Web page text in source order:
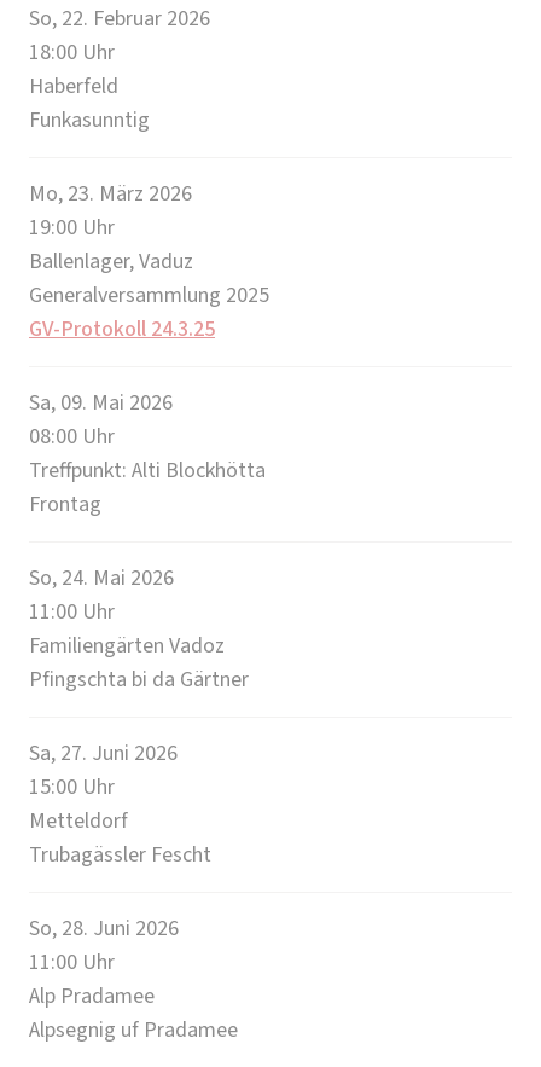
So, 22. Februar 2026
18:00 Uhr
Haberfeld
Funkasunntig
Mo, 23. März 2026
19:00 Uhr
Ballenlager, Vaduz
Generalversammlung 2025
GV-Protokoll 24.3.25
Sa, 09. Mai 2026
08:00 Uhr
Treffpunkt: Alti Blockhötta
Frontag
So, 24. Mai 2026
11:00 Uhr
Familiengärten Vadoz
Pfingschta bi da Gärtner
Sa, 27. Juni 2026
15:00 Uhr
Metteldorf
Trubagässler Fescht
So, 28. Juni 2026
11:00 Uhr
Alp Pradamee
Alpsegnig uf Pradamee